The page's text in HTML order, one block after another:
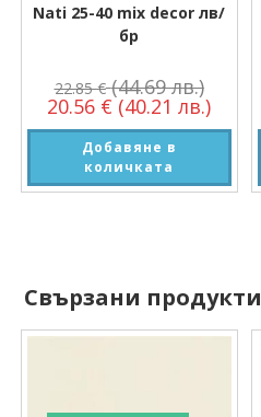
Nati 25-40 mix decor лв/
бр
22.85€ (44.69 лв.)
20.56 € (40.21 лв.)
Добавяне в
количката
Свързани продукти